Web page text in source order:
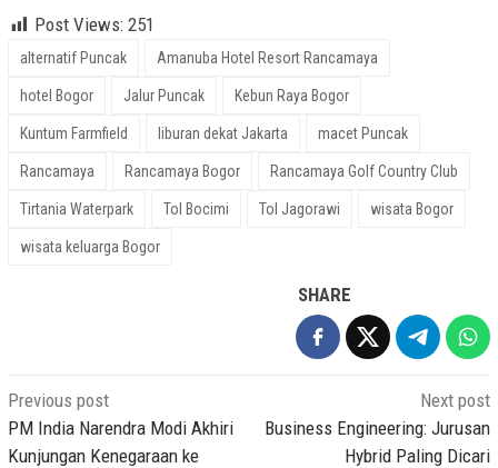
Post Views: 251
alternatif Puncak Amanuba Hotel Resort Rancamaya
hotel Bogor Jalur Puncak Kebun Raya Bogor
Kuntum Farmfield liburan dekat Jakarta macet Puncak
Rancamaya Rancamaya Bogor Rancamaya Golf Country Club
Tirtania Waterpark Tol Bocimi Tol Jagorawi wisata Bogor
wisata keluarga Bogor
SHARE
Post
navigation
Previous post
PM India Narendra Modi Akhiri
Kunjungan Kenegaraan ke
Next post
Business Engineering: Jurusan
Hybrid Paling Dicari